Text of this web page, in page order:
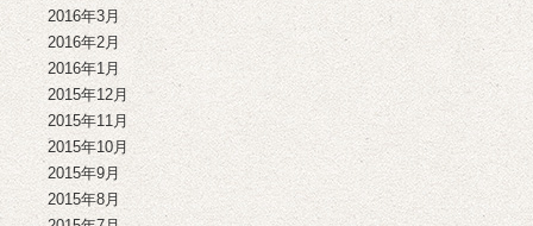
2016年3月
2016年2月
2016年1月
2015年12月
2015年11月
2015年10月
2015年9月
2015年8月